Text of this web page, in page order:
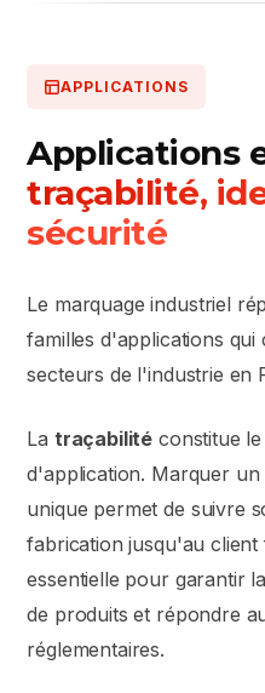
APPLICATIONS
Applications
traçabilité,
sécurité
Le marquage industriel
familles d'applications
secteurs de l'industrie en
La traçabilité constitue
d'application. Marquer
unique permet de suivre
fabrication jusqu'au client
essentielle pour garantir
de produits et répondre
réglementaires.